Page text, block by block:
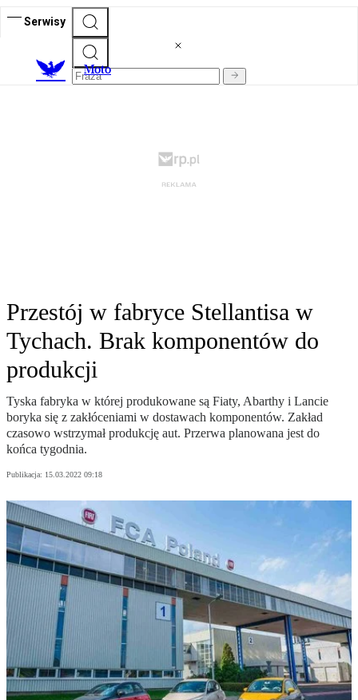
Serwisy
Moto
Przestój w fabryce Stellantisa w
Tychach. Brak komponentów do
produkcji
Tyska fabryka w której produkowane są Fiaty, Abarthy i Lancie
boryka się z zakłóceniami w dostawach komponentów. Zakład
czasowo wstrzymał produkcję aut. Przerwa planowana jest do
końca tygodnia.
Publikacja: 15.03.2022 09:18